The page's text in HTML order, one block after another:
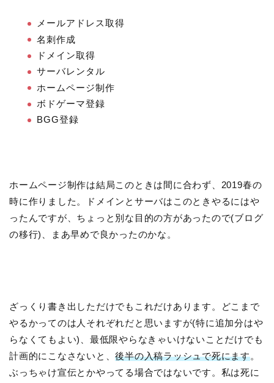
メールアドレス取得
名刺作成
ドメイン取得
サーバレンタル
ホームページ制作
ボドゲーマ登録
BGG登録
ホームページ制作は結局このときは間に合わず、2019春の
時に作りました。ドメインとサーバはこのときやるにはや
ったんですが、ちょっと別な目的の方があったので(ブログ
の移行)、まあ早めで良かったのかな。
ざっくり書き出しただけでもこれだけあります。どこまで
やるかってのは人それぞれだと思いますが(特に追加分はや
らなくてもよい)、最低限やらなきゃいけないことだけでも
計画的にこなさないと、後半の入稿ラッシュで死にます。
ぶっちゃけ宣伝とかやってる場合ではないです。私は死に